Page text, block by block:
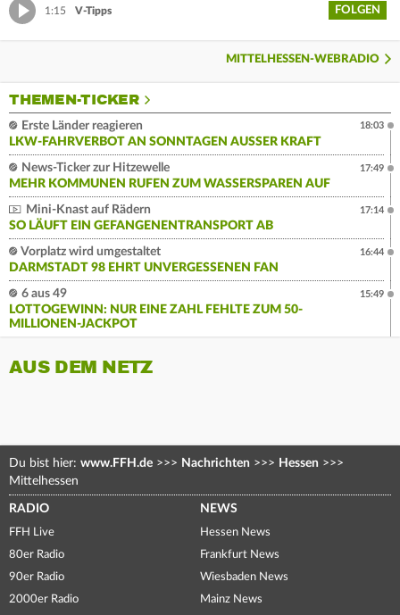
1:15 V-Tipps FOLGEN
MITTELHESSEN-WEBRADIO
THEMEN-TICKER
Erste Länder reagieren
LKW-FAHRVERBOT AN SONNTAGEN AUSSER KRAFT
18:03
News-Ticker zur Hitzewelle
MEHR KOMMUNEN RUFEN ZUM WASSERSPAREN AUF
17:49
Mini-Knast auf Rädern
SO LÄUFT EIN GEFANGENENTRANSPORT AB
17:14
Vorplatz wird umgestaltet
DARMSTADT 98 EHRT UNVERGESSENEN FAN
16:44
6 aus 49
LOTTOGEWINN: NUR EINE ZAHL FEHLTE ZUM 50-
MILLIONEN-JACKPOT
15:49
AUS DEM NETZ
Du bist hier: www.FFH.de >>> Nachrichten >>> Hessen >>>
Mittelhessen
RADIO
FFH Live
80er Radio
90er Radio
2000er Radio
NEWS
Hessen News
Frankfurt News
Wiesbaden News
Mainz News